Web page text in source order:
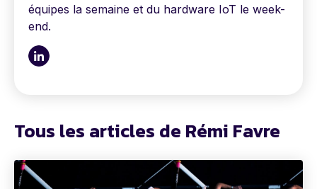
équipes la semaine et du hardware IoT le week-
end.
Tous les articles de Rémi Favre